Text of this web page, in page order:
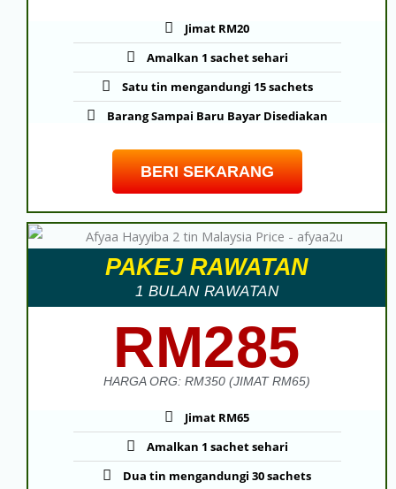
Jimat RM20
Amalkan 1 sachet sehari
Satu tin mengandungi 15 sachets
Barang Sampai Baru Bayar Disediakan
BERI SEKARANG
PAKEJ RAWATAN
1 BULAN RAWATAN
RM285
HARGA ORG: RM350 (JIMAT RM65)
Jimat RM65
Amalkan 1 sachet sehari
Dua tin mengandungi 30 sachets